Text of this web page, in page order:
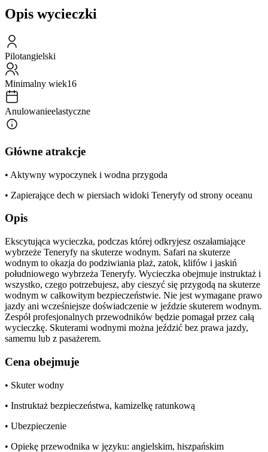
Opis wycieczki
Pilotangielski
Minimalny wiek16
Anulowanieelastyczne
Główne atrakcje
• Aktywny wypoczynek i wodna przygoda
• Zapierające dech w piersiach widoki Teneryfy od strony oceanu
Opis
Ekscytująca wycieczka, podczas której odkryjesz oszałamiające
wybrzeże Teneryfy na skuterze wodnym. Safari na skuterze
wodnym to okazja do podziwiania plaż, zatok, klifów i jaskiń
południowego wybrzeża Teneryfy. Wycieczka obejmuje instruktaż i
wszystko, czego potrzebujesz, aby cieszyć się przygodą na skuterze
wodnym w całkowitym bezpieczeństwie. Nie jest wymagane prawo
jazdy ani wcześniejsze doświadczenie w jeździe skuterem wodnym.
Zespół profesjonalnych przewodników będzie pomagał przez całą
wycieczkę. Skuterami wodnymi można jeździć bez prawa jazdy,
samemu lub z pasażerem.
Cena obejmuje
• Skuter wodny
• Instruktaż bezpieczeństwa, kamizelkę ratunkową
• Ubezpieczenie
• Opiekę przewodnika w języku: angielskim, hiszpańskim